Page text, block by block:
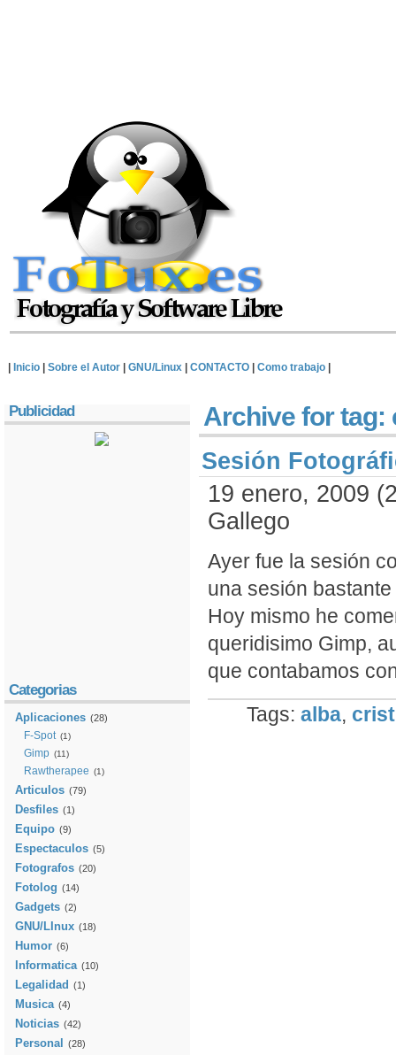
Inicio Sobre el Autor GNU/Linux CONTACTO Como trabajo
Archive for tag:
Sesión
19 enero, 2009
Gallego
Ayer fue la sesión
una sesión
Hoy mismo he
queridisimo Gimp,
que contabamos
Tags: alba,
Publicidad
Categorias
Aplicaciones (28)
F-Spot (1)
Gimp (11)
Rawtherapee (1)
Articulos (79)
Desfiles (1)
Equipo (9)
Espectaculos (5)
Fotografos (20)
Fotolog (14)
Gadgets (2)
GNU/LInux (18)
Humor (6)
Informatica (10)
Legalidad (1)
Musica (4)
Noticias (42)
Personal (28)